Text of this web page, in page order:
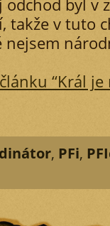
byl v
takže v tuto
nejsem
“Král
, PFi,